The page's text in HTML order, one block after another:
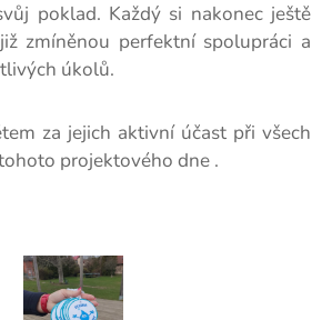
poklad. Každý si nakonec ještě
zmíněnou perfektní spolupráci a
úkolů.
za jejich aktivní účast při všech
projektového dne .